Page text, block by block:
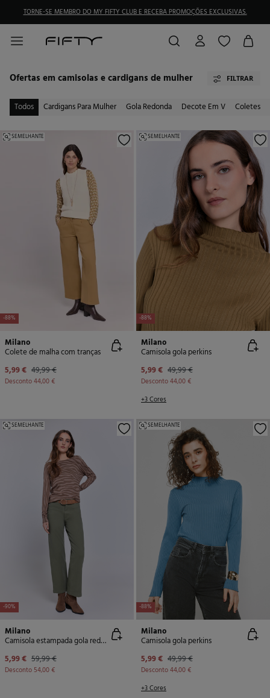
TORNE-SE MEMBRO DO MY FIFTY CLUB E RECEBA PROMOÇÕES EXCLUSIVAS.
Ofertas em camisolas e cardigans de mulher FILTRAR
Todos Cardigans Para Mulher Gola Redonda Decote Em V Coletes
-88%
SEMELHANTE
Milano
Colete de malha com tranças
5,99 € 49,99 €
Desconto44,00 €
-88%
SEMELHANTE
Milano
Camisola gola perkins
5,99 € 49,99 €
Desconto44,00 €
+3 Cores
-90%
SEMELHANTE
Milano
Camisola estampada gola redonda
5,99 € 59,99 €
Desconto 54,00 €
-88%
SEMELHANTE
Milano
Camisola gola perkins
5,99 € 49,99 €
Desconto44,00 €
+3 Cores